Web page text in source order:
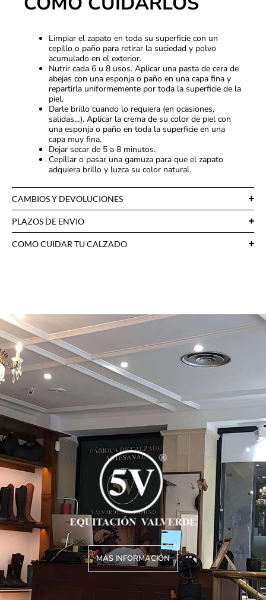
Limpiar el zapato en toda su superficie con un
cepillo o paño para retirar la suciedad y polvo
acumulado en el exterior.
Nutrir cada 6 u 8 usos. Aplicar una pasta de cera de
abejas con una esponja o paño en una capa fina y
repartirla uniformemente por toda la superficie de la
piel.
Darle brillo cuando lo requiera (en ocasiones,
salidas…). Aplicar la crema de su color de piel con
una esponja o paño en toda la superficie en una
capa muy fina.
Dejar secar de 5 a 8 minutos.
Cepillar o pasar una gamuza para que el zapato
adquiera brillo y luzca su color natural.
CAMBIOS Y DEVOLUCIONES
PLAZOS DE ENVIO
COMO CUIDAR TU CALZADO
MÁS INFORMACIÓN